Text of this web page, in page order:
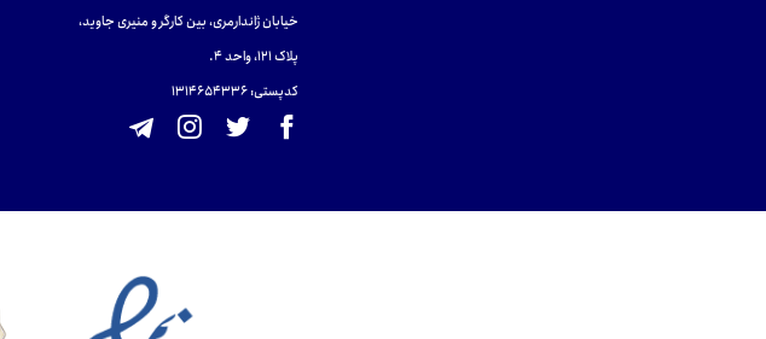
خیابان ژاندارمری، بین کارگر و منیری جاوید،
پلاک 121، واحد ۴.
کدپستی: 131465433۶